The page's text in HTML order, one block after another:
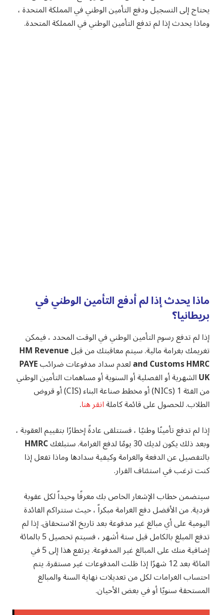
يحتاج إلى التسجيل ودفع التأمين الوطني في المملكة المتحدة ،
وماذا يحدث إذا لم تدفع التأمين الوطني في المملكة المتحدة.
ماذا يحدث إذا لم أدفع التأمين الوطني في
بريطانيا؟
إذا لم تدفع رسوم التأمين الوطني في الوقت المحدد ، فيمكن
تغريمك بغرامة مالية. سيتم معاقبتك من قبلHM Revenue
and Customs HMRCلعدم سداد مدفوعات ضرائبPAYE
UKالشهرية أو الفصلية أو السنوية أو مساهمات التأمين الوطني
من الفئة 1 (NICs) أو مخطط صناعة البناء (CIS) أو قروض
الطلاب. للحصول على قائمة كاملةانقر هنا.
إذا لم تدفع تأمينًا وطنيًا ، فستتلقى عادةً إخطارًا بتقييم العقوبة ،
وبعد ذلك يكون لديك 30 يومًا لدفع الغرامة. ستبلغك HMRC
بالتفصيل عن الدفعة والغرامة وكيفية سدادها وماذا تفعل إذا
كنت ترغب في استئناف القرار.
سيتضمن خطاب الإشعار الخاص بك معرفًا وحيداً لكل عقوبة
فردية. من الأفضل دفع الغرامة مبكراً ، حيث ستتراكم الفائدة
اليومية على أي مبالغ غير مدفوعة بعد تاريخ الاستحقاق. إذا لم
تدفع المبلغ بالكامل قبل ستة أشهر ، فسيتم تحصيل 5 بالمائة
إضافية منك على المبالغ غير المدفوعة. يرتفع هذا إلى 5 في
المائة بعد 12 شهرًا إذا ظلت المدفوعات غير مستقرة. يتم
احتساب الغرامات لكل من تعديلات نهاية السنة والمبالغ
المستحقة سنويًا أو في بعض الأحيان.